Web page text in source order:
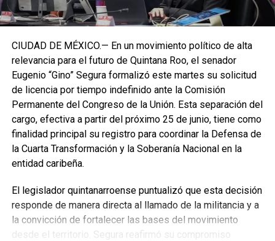
CIUDAD DE MÉXICO.— En un movimiento político de alta
relevancia para el futuro de Quintana Roo, el senador
Eugenio “Gino” Segura formalizó este martes su solicitud
de licencia por tiempo indefinido ante la Comisión
Permanente del Congreso de la Unión. Esta separación del
cargo, efectiva a partir del próximo 25 de junio, tiene como
finalidad principal su registro para coordinar la Defensa de
la Cuarta Transformación y la Soberanía Nacional en la
entidad caribeña.
El legislador quintanarroense puntualizó que esta decisión
responde de manera directa al llamado de la militancia y a
la convicción de fortalecer las bases del movimiento
desde el territorio. Segura reafirmó su compromiso